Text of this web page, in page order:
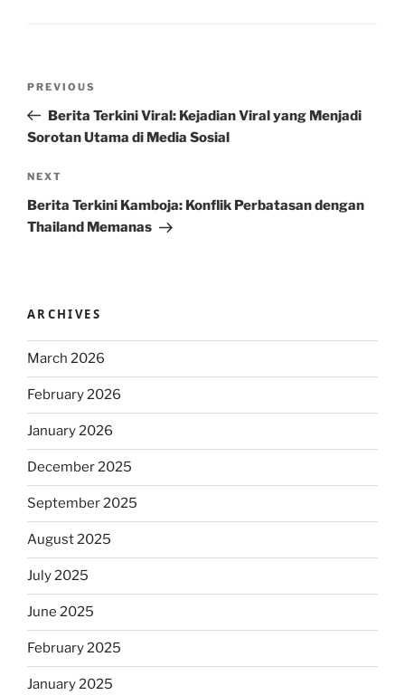
Previous
Post
PREVIOUS
Berita Terkini Viral: Kejadian Viral yang Menjadi
Sorotan Utama di Media Sosial
Next
Post
NEXT
Berita Terkini Kamboja: Konflik Perbatasan dengan
Thailand Memanas
ARCHIVES
March 2026
February 2026
January 2026
December 2025
September 2025
August 2025
July 2025
June 2025
February 2025
January 2025